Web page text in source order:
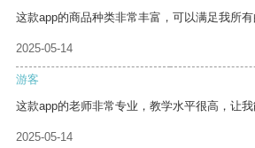
这款app的商品种类非常丰富，可以满足我所有
2025-05-14
游客
这款app的老师非常专业，教学水平很高，让我
2025-05-14